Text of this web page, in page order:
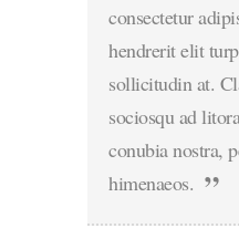
consectetur
hendrerit elit
sollicitudin at.
sociosqu ad
conubia nostra,
himenaeos.